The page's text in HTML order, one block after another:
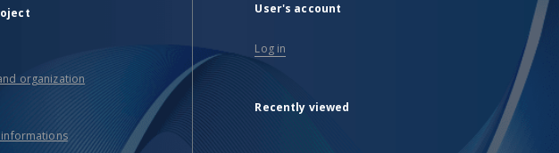
organization
informations
User's account
Log in
Recently viewed